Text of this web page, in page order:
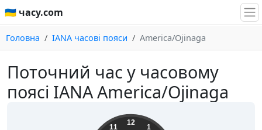
🇺🇦 часу.com
Головна IANA часові пояси America/Ojinaga
Поточний час у часовому
поясі IANA America/Ojinaga
12
1
11